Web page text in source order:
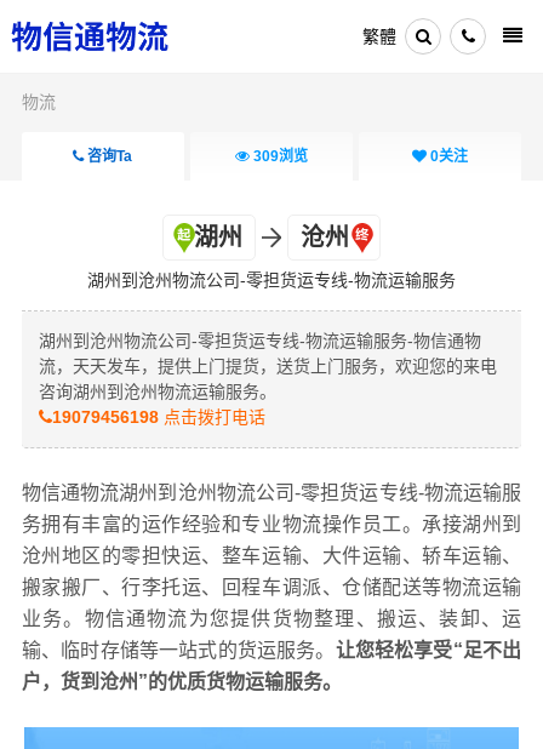
繁體
物流
咨询Ta 309浏览 0关注
湖州 沧州
湖州到沧州物流公司-零担货运专线-物流运输服务
湖州到沧州物流公司-零担货运专线-物流运输服务-物信通物
流，天天发车，提供上门提货，送货上门服务，欢迎您的来电
咨询湖州到沧州物流运输服务。
19079456198点击拨打电话
物信通物流湖州到沧州物流公司-零担货运专线-物流运输服
务拥有丰富的运作经验和专业物流操作员工。承接湖州到
沧州地区的零担快运、整车运输、大件运输、轿车运输、
搬家搬厂、行李托运、回程车调派、仓储配送等物流运输
业务。物信通物流为您提供货物整理、搬运、装卸、运
输、临时存储等一站式的货运服务。 让您轻松享受“足不出
户，货到 沧州 ”的优质货物运输服务。